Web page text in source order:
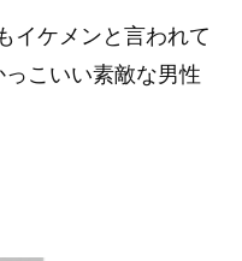
イケメンと言われて
こいい素敵な男性